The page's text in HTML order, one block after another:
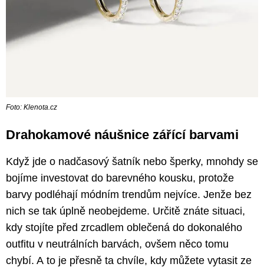
Foto: Klenota.cz
Drahokamové náušnice zářící barvami
Když jde o nadčasový šatník nebo šperky, mnohdy se
bojíme investovat do barevného kousku, protože
barvy podléhají módním trendům nejvíce. Jenže bez
nich se tak úplně neobejdeme. Určitě znáte situaci,
kdy stojíte před zrcadlem oblečená do dokonalého
outfitu v neutrálních barvách, ovšem něco tomu
chybí. A to je přesně ta chvíle, kdy můžete vytasit ze